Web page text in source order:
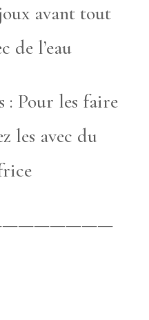
avant tout
de l’eau
: Pour les faire
les avec du